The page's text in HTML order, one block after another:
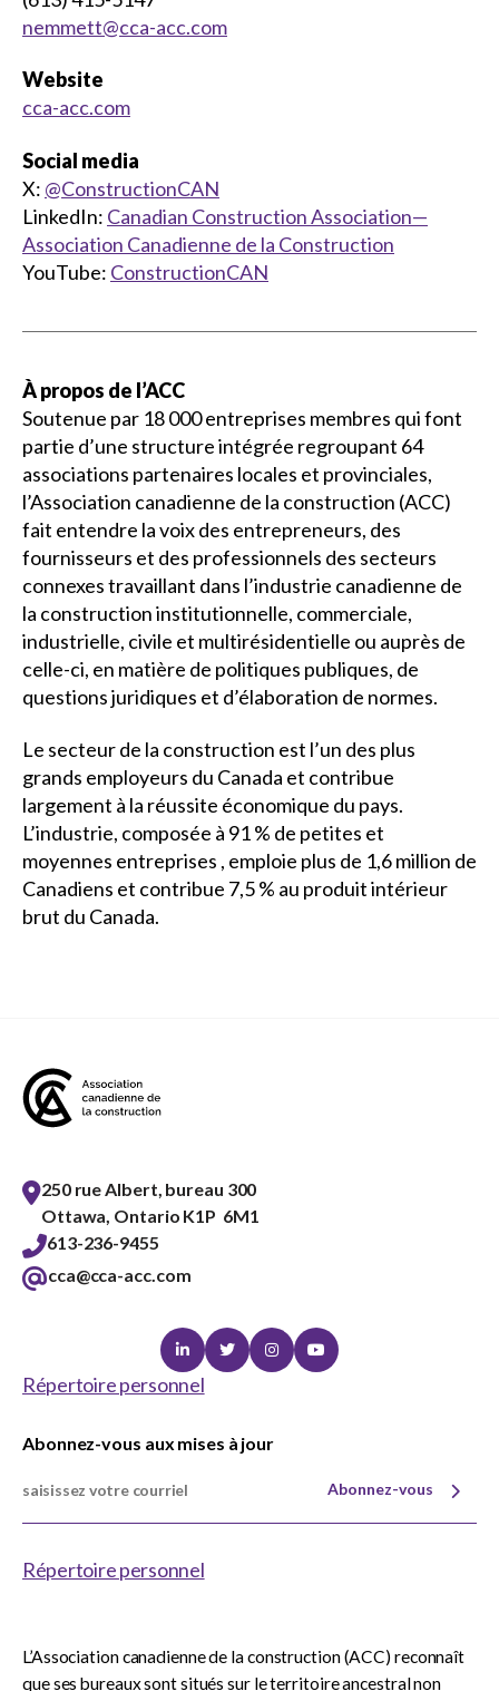
nemmett@cca-acc.com
Website
cca-acc.com
Social media
X: @ConstructionCAN
LinkedIn: Canadian Construction Association—
Association Canadienne de la Construction
YouTube: ConstructionCAN
À propos de l’ACC
Soutenue par 18 000 entreprises membres qui font
partie d’une structure intégrée regroupant 64
associations partenaires locales et provinciales,
l’Association canadienne de la construction (ACC)
fait entendre la voix des entrepreneurs, des
fournisseurs et des professionnels des secteurs
connexes travaillant dans l’industrie canadienne de
la construction institutionnelle, commerciale,
industrielle, civile et multirésidentielle ou auprès de
celle-ci, en matière de politiques publiques, de
questions juridiques et d’élaboration de normes.
Le secteur de la construction est l’un des plus
grands employeurs du Canada et contribue
largement à la réussite économique du pays.
L’industrie, composée à 91 % de petites et
moyennes entreprises , emploie plus de 1,6 million de
Canadiens et contribue 7,5 % au produit intérieur
brut du Canada.
250 rue Albert, bureau 300
Ottawa, Ontario K1P 6M1
613-236-9455
cca@cca-acc.com
LinkedinTwitterInstagramYoutube
Répertoire personnel
Abonnez-vous aux mises à jour
Abonnez-vous
Répertoire personnel
L’Association canadienne de la construction (ACC) reconnaît
que ses bureaux sont situés sur le territoire ancestral non